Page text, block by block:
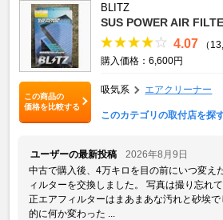
この商品の
価格を比較する
BLITZ
SUS POWER AIR
4.07
（
購入価格：6,600円
吸気系 エアクリーナー
このカテゴリの取付店を探
ユーザーの最新投稿
2026年8月9日
中古で購入後、4万キロを目の前にいつ変え
ィルターを交換しました。 写真は撮り忘れ
正エアフィルターはまあまあな汚れと砂埃
的に何か変わった ...